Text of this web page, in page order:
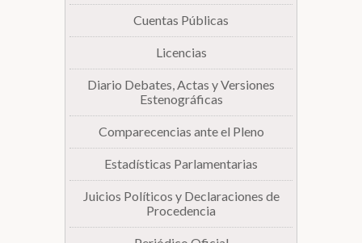
Cuentas Públicas
Licencias
Diario Debates, Actas y Versiones
Estenográficas
Comparecencias ante el Pleno
Estadísticas Parlamentarias
Juicios Políticos y Declaraciones de
Procedencia